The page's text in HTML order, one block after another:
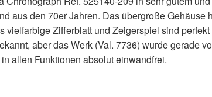
aus den 70er Jahren. Das übergroße Gehäuse
vielfarbige Zifferblatt und Zeigerspiel sind perfekt
aber das Werk (Val. 7736) wurde gerade
allen Funktionen absolut einwandfrei.